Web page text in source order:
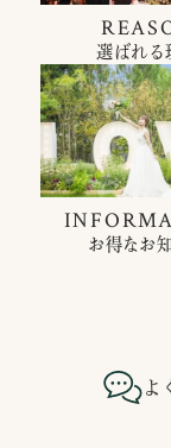
選ばれる
お得なお
よ